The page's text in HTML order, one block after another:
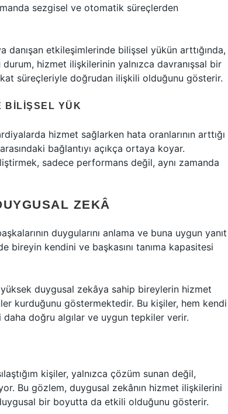
sezgisel ve otomatik süreçlerden
danışan etkileşimlerinde bilişsel yükün arttığında,
hizmet ilişkilerinin yalnızca davranışsal bir
süreçleriyle doğrudan ilişkili olduğunu gösterir.
BILIŞSEL YÜK
hizmet sağlarken hata oranlarının arttığı
bağlantıyı açıkça ortaya koyar.
sadece performans değil, aynı zamanda
ZEKÂ
duygularını anlama ve buna uygun yanıt
bireyin kendini ve başkasını tanıma kapasitesi
duygusal zekâya sahip bireylerin hizmet
kurduğunu göstermektedir. Bu kişiler, hem kendi
daha doğru algılar ve uygun tepkiler verir.
kişiler, yalnızca çözüm sunan değil,
Bu gözlem, duygusal zekânın hizmet ilişkilerini
bir boyutta da etkili olduğunu gösterir.